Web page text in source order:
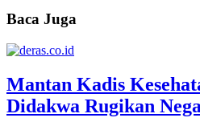
Baca Juga
Mantan Kadis
Didakwa Rugikan